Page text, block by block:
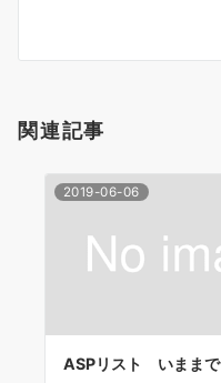
ョ
関連記事
2019-06-06
ASPリスト いままで